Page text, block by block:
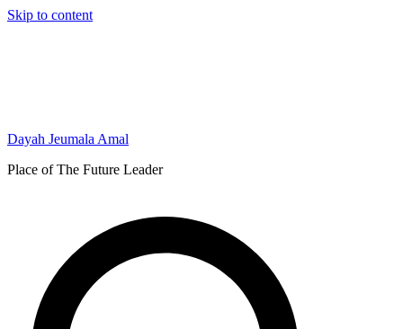
Skip to content
Dayah Jeumala Amal
Place of The Future Leader